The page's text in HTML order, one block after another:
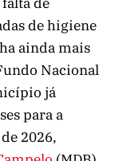
de higiene
ainda mais
Nacional
já
para a
2026,